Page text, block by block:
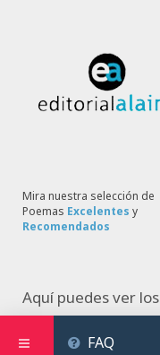
Mira nuestra selección de
Poemas Excelentes y
Recomendados
Aquí puedes ver los
FAQ